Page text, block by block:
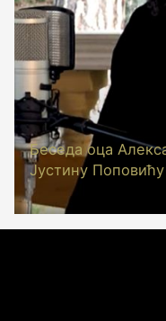
Беседа оца
Јустину Поповићу